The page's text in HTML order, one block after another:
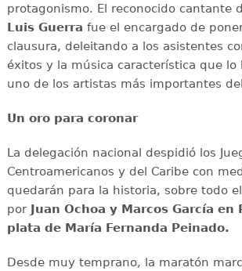
protagonismo. El reconocido cantante
Luis Guerra fue el encargado de
clausura, deleitando a los asistentes
éxitos y la música característica que lo
uno de los artistas más importantes
Un oro para coronar
La delegación nacional despidió los
Centroamericanos y del Caribe con
quedarán para la historia, sobre todo
por
Juan Ochoa y Marcos García
plata de María Fernanda Peinado.
Desde muy temprano, la maratón